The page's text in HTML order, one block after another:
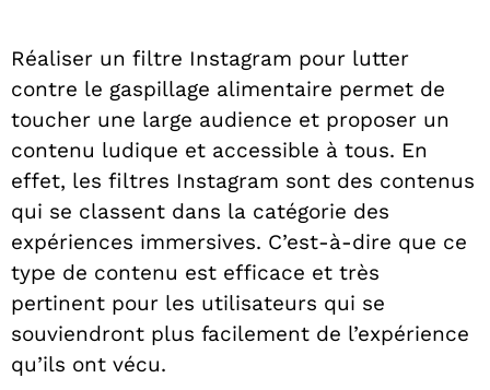
Réaliser un filtre Instagram pour lutter
contre le gaspillage alimentaire permet de
toucher une large audience et proposer un
contenu ludique et accessible à tous. En
effet, les filtres Instagram sont des contenus
qui se classent dans la catégorie des
expériences immersives. C’est-à-dire que ce
type de contenu est efficace et très
pertinent pour les utilisateurs qui se
souviendront plus facilement de l’expérience
qu’ils ont vécu.